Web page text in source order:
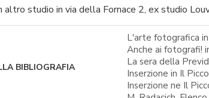
altro studio in via della Fornace 2, ex studio
BIBLIOGRAFIA
L'arte fotografica
Anche ai fotografi!
La sera della
Inserzione in Il
Inserzione ne Il